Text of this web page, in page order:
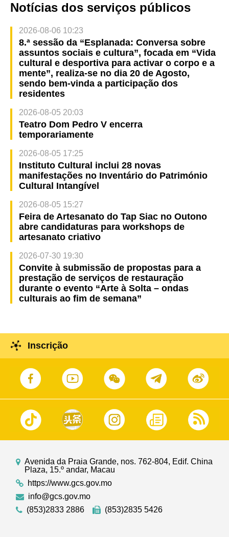
Notícias dos serviços públicos
2026-08-06 10:23
8.ª sessão da “Esplanada: Conversa sobre
assuntos sociais e cultura”, focada em “Vida
cultural e desportiva para activar o corpo e a
mente”, realiza-se no dia 20 de Agosto,
sendo bem-vinda a participação dos
residentes
2026-08-05 20:03
Teatro Dom Pedro V encerra
temporariamente
2026-08-05 17:25
Instituto Cultural inclui 28 novas
manifestações no Inventário do Património
Cultural Intangível
2026-08-05 15:27
Feira de Artesanato do Tap Siac no Outono
abre candidaturas para workshops de
artesanato criativo
2026-07-30 19:30
Convite à submissão de propostas para a
prestação de serviços de restauração
durante o evento “Arte à Solta – ondas
culturais ao fim de semana”
Inscrição
Avenida da Praia Grande, nos. 762-804, Edif. China
Plaza, 15.º andar, Macau
https://www.gcs.gov.mo
info@gcs.gov.mo
(853)2833 2886
(853)2835 5426